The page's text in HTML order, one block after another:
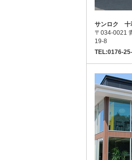
サンロク 十
〒034-0021
19-8
TEL:0176-